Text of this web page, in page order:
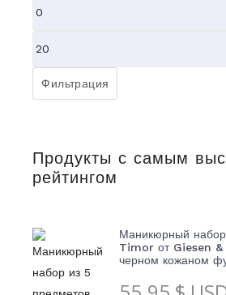
Минимальная
Максимальная
цена
Фильтрация
Продукты с самым
рейтингом
Маникюрный
Timor от Giesen
черном кожаном